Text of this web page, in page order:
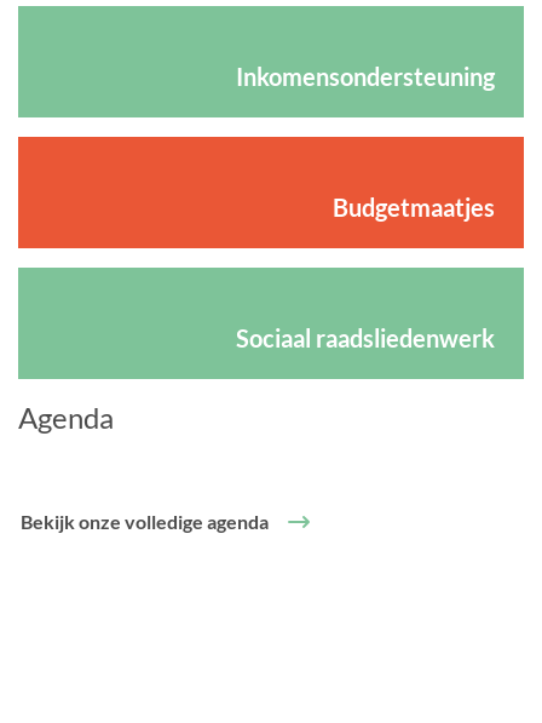
Inkomensondersteuning
Budgetmaatjes
Sociaal raadsliedenwerk
Agenda
Bekijk onze volledige agenda